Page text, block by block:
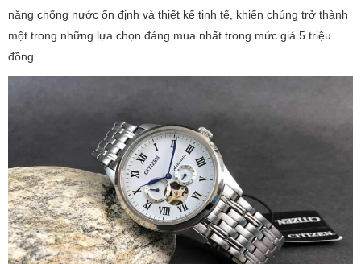
năng chống nước ổn định và thiết kế tinh tế, khiến chúng trở thành
một trong những lựa chọn đáng mua nhất trong mức giá 5 triệu
đồng.